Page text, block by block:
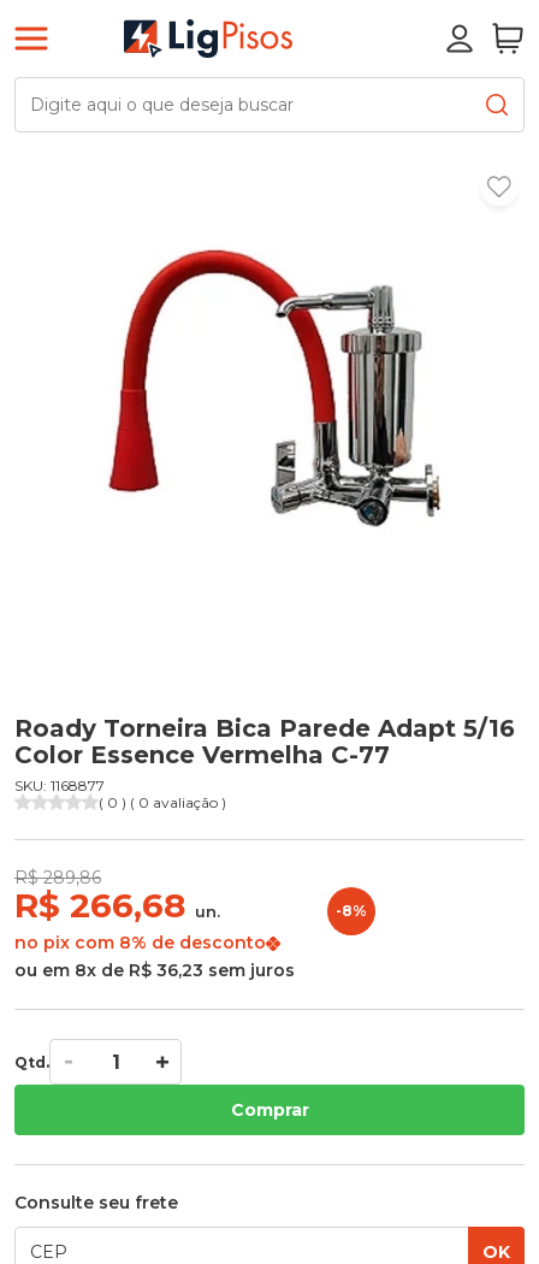
Roady Torneira Bica Parede Adapt 5/16
Color Essence Vermelha C-77
SKU: 1168877
( 0 ) ( 0 avaliação )
R$ 289,86
R$ 266,68 un.
no pix com 8% de desconto
-8%
ou em 8x de R$ 36,23 sem juros
Qtd.
Comprar
Consulte seu frete
OK